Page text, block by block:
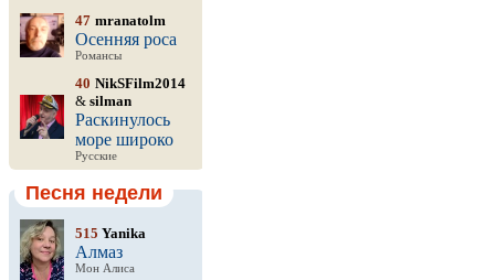
47 mranatolm
Осенняя роса
Романсы
40 NikSFilm2014
& silman
Раскинулось
море широко
Русские
Песня недели
515 Yanika
Алмаз
Мон Алиса